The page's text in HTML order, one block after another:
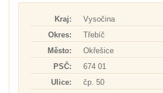
Kraj:
Vysočina
Okres:
Třebíč
Město:
Okřešice
PSČ:
674 01
Ulice:
čp. 50